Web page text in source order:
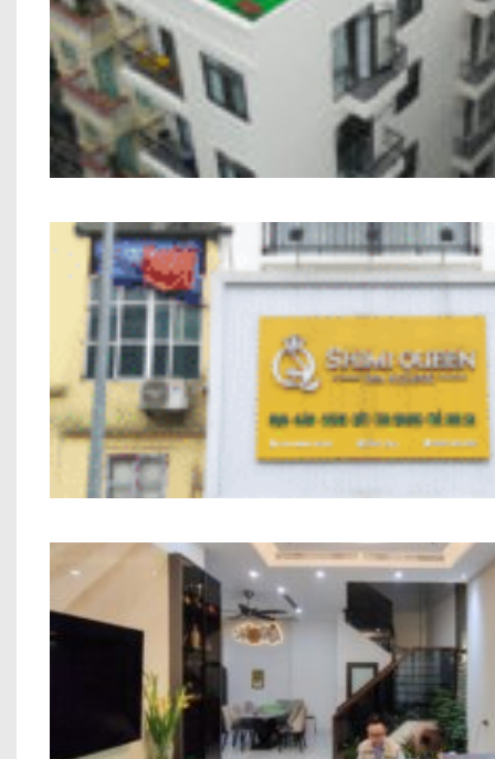
Công trình Chung Cư Mini Anh Trung
Nhà Phố Kết Hợp Kinh Doanh Chị Hiền